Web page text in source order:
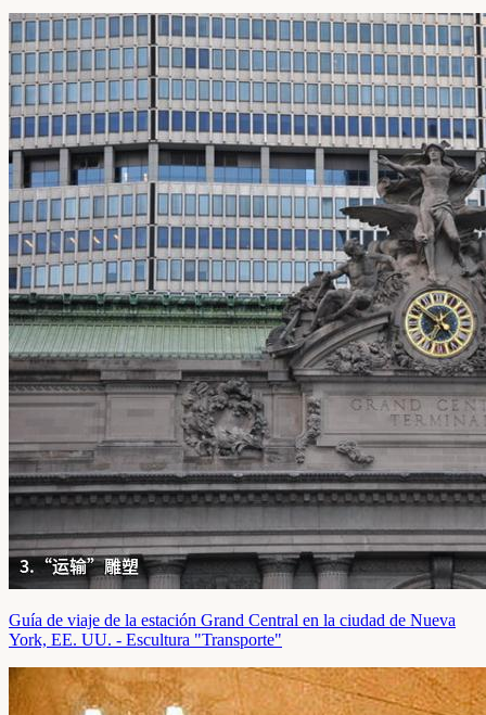
Guía de viaje de la estación Grand Central en la ciudad de Nueva
York, EE. UU. - Escultura "Transporte"